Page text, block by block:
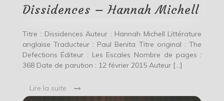
Dissidences – Hannah Michell
Titre : Dissidences Auteur : Hannah Michell Littérature
anglaise Traducteur : Paul Benita Titre original : The
Defections Éditeur : Les Escales Nombre de pages :
368 Date de parution : 12 février 2015 Auteur […]
Lire la suite